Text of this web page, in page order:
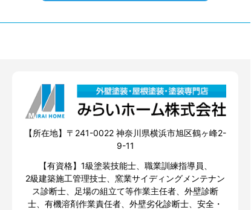
【所在地】〒241-0022 神奈川県横浜市旭区鶴ヶ峰2-
9-11
【有資格】1級塗装技能士、職業訓練指導員、
2級建築施工管理技士、窯業サイディングメンテナン
ス診断士、足場の組立て等作業主任者、外壁診断
士、有機溶剤作業責任者、外壁劣化診断士、安全・